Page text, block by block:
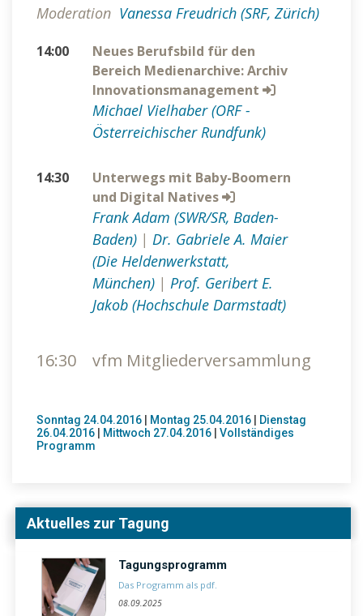
Moderation Vanessa Freudrich (SRF, Zürich)
14:00
Neues Berufsbild für den
Bereich Medienarchive: Archiv
Innovationsmanagement
Michael Vielhaber (ORF -
Österreichischer Rundfunk)
14:30
Unterwegs mit Baby-Boomern
und Digital Natives
Frank Adam (SWR/SR, Baden-
Baden) | Dr. Gabriele A. Maier
(Die Heldenwerkstatt,
München) | Prof. Geribert E.
Jakob (Hochschule Darmstadt)
16:30 vfm Mitgliederversammlung
Sonntag 24.04.2016 | Montag 25.04.2016 | Dienstag
26.04.2016 | Mittwoch 27.04.2016 | Vollständiges
Programm
Aktuelles zur Tagung
Tagungsprogramm
Das Programm als pdf.
08.09.2025